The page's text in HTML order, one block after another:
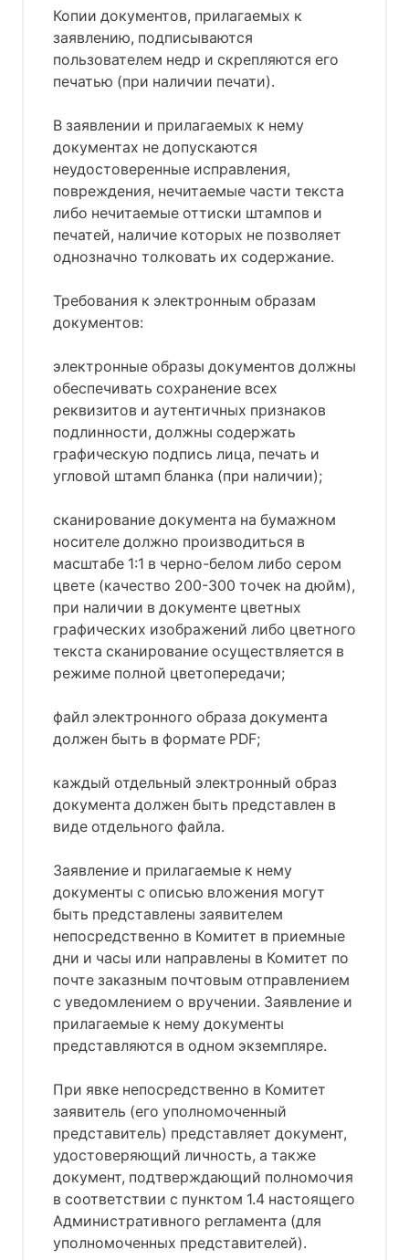
Копии документов, прилагаемых к
заявлению, подписываются
пользователем недр и скрепляются его
печатью (при наличии печати).
В заявлении и прилагаемых к нему
документах не допускаются
неудостоверенные исправления,
повреждения, нечитаемые части текста
либо нечитаемые оттиски штампов и
печатей, наличие которых не позволяет
однозначно толковать их содержание.
Требования к электронным образам
документов:
электронные образы документов должны
обеспечивать сохранение всех
реквизитов и аутентичных признаков
подлинности, должны содержать
графическую подпись лица, печать и
угловой штамп бланка (при наличии);
сканирование документа на бумажном
носителе должно производиться в
масштабе 1:1 в черно-белом либо сером
цвете (качество 200-300 точек на дюйм),
при наличии в документе цветных
графических изображений либо цветного
текста сканирование осуществляется в
режиме полной цветопередачи;
файл электронного образа документа
должен быть в формате PDF;
каждый отдельный электронный образ
документа должен быть представлен в
виде отдельного файла.
Заявление и прилагаемые к нему
документы с описью вложения могут
быть представлены заявителем
непосредственно в Комитет в приемные
дни и часы или направлены в Комитет по
почте заказным почтовым отправлением
с уведомлением о вручении. Заявление и
прилагаемые к нему документы
представляются в одном экземпляре.
При явке непосредственно в Комитет
заявитель (его уполномоченный
представитель) представляет документ,
удостоверяющий личность, а также
документ, подтверждающий полномочия
в соответствии с пунктом 1.4 настоящего
Административного регламента (для
уполномоченных представителей).